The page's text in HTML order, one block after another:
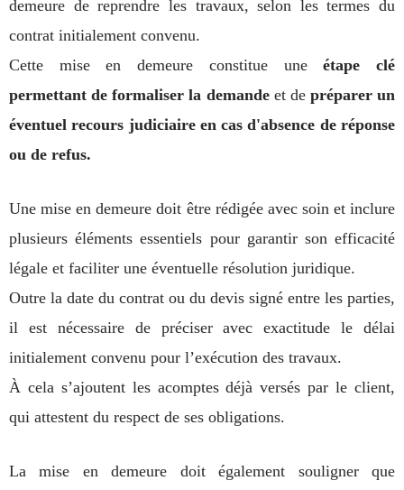
demeure de reprendre les travaux, selon les termes du
contrat initialement convenu.
Cette mise en demeure constitue uneétape clé
permettant de formaliser la demandeet de préparer un
éventuel recours judiciaire en cas d'absence de réponse
ou de refus.
Une mise en demeure doit être rédigée avec soin et inclure
plusieurs éléments essentiels pour garantir son efficacité
légale et faciliter une éventuelle résolution juridique.
Outre la date du contrat ou du devis signé entre les parties,
il est nécessaire de préciser avec exactitude le délai
initialement convenu pour l’exécution des travaux.
À cela s’ajoutent les acomptes déjà versés par le client,
qui attestent du respect de ses obligations.
La mise en demeure doit également souligner que